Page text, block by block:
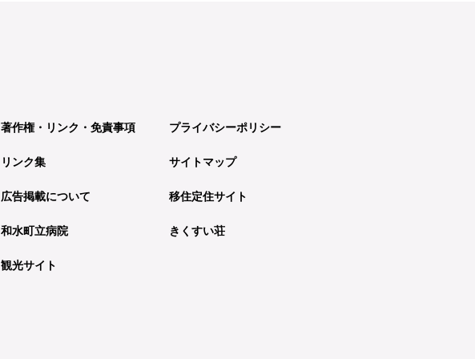
著作権・リンク・免責事項 プライバシーポリシー
リンク集 サイトマップ
広告掲載について 移住定住サイト
和水町立病院 きくすい荘
観光サイト